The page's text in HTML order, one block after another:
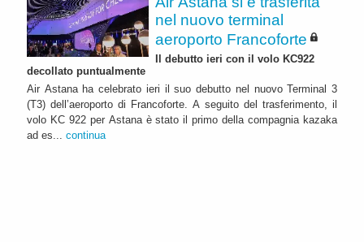
nel nuovo terminal
aeroporto Francoforte
Il debutto ieri con il volo KC922
decollato puntualmente
Air Astana ha celebrato ieri il suo debutto nel nuovo Terminal 3
(T3) dell’aeroporto di Francoforte. A seguito del trasferimento, il
volo KC 922 per Astana è stato il primo della compagnia kazaka
ad es... continua